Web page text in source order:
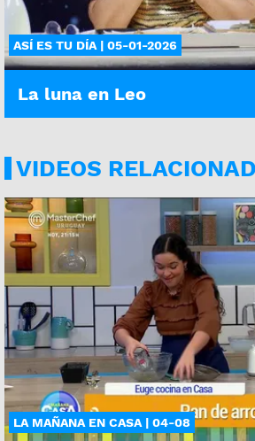
ASÍ ES TU DÍA | 05-01-2026
La luna en Leo
VIDEOS
LA MAÑANA EN CASA | 04-08